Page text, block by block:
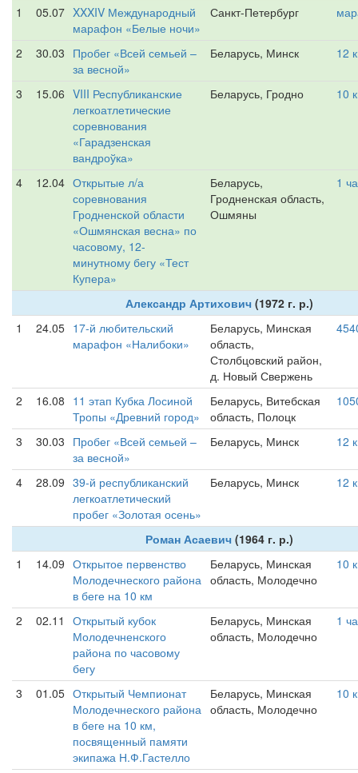
1
05.07 XXXIV Международный
марафон «Белые ночи»
Санкт-Петербург
2 30.03 Пробег «Всей семьей –
за весной»
Беларусь, Минск 12
3 15.06 VIII Республиканские
легкоатлетические
соревнования
«Гарадзенская
вандроўка»
Беларусь, Гродно 10
4 12.04 Открытые л/а
соревнования
Гродненской области
«Ошмянская весна» по
часовому, 12-
минутному бегу «Тест
Купера»
Беларусь,
Гродненская область,
Ошмяны
1
Александр Артихович (1972 г. р.)
1
24.05 17-й любительский
марафон «Налибоки»
Беларусь, Минская
область,
Столбцовский район,
д. Новый Свержень
2 16.08 11 этап Кубка Лосиной
Тропы «Древний город»
Беларусь, Витебская
область, Полоцк
3 30.03 Пробег «Всей семьей –
за весной»
Беларусь, Минск 12
4 28.09 39-й республиканский
легкоатлетический
пробег «Золотая осень»
Беларусь, Минск 12
Роман Асаевич (1964 г. р.)
1
14.09 Открытое первенство
Молодечнеского района
в беге на 10 км
Беларусь, Минская
область, Молодечно
10
2 02.11
Открытый кубок
Молодечненского
района по часовому
бегу
Беларусь, Минская
область, Молодечно
1
3 01.05 Открытый Чемпионат
Молодечнеского района
в беге на 10 км,
посвященный памяти
экипажа Н.Ф.Гастелло
Беларусь, Минская
область, Молодечно
10